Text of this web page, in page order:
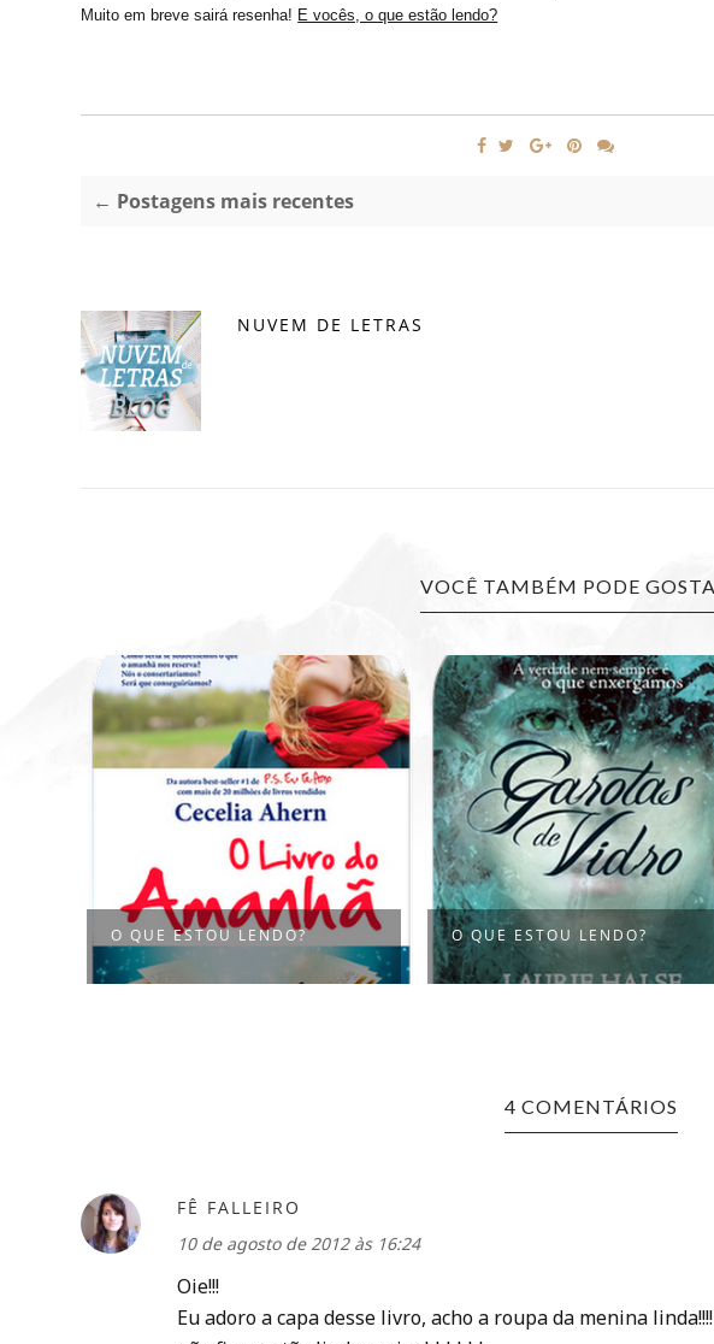
Muito em breve sairá resenha! E vocês, o que estão lendo?
← Postagens mais recentes
NUVEM DE LETRAS
VOCÊ TAMBÉM PODE
O QUE ESTOU LENDO? O QUE ESTOU LENDO?
4 COMENTÁRIOS
FÊ FALLEIRO
10 de agosto de 2012 às 16:24
Oie!!!
Eu adoro a capa desse livro, acho a roupa da menina